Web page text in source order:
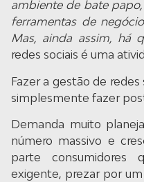
ambiente de bate
ferramentas de
Mas, ainda assim, há
redes sociais é uma
Fazer a gestão de
simplesmente fazer
Demanda muito
número massivo e
parte consumidores
exigente, prezar por